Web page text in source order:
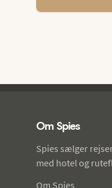
Om Spies
Spies sælger
med hotel og
Om Spies